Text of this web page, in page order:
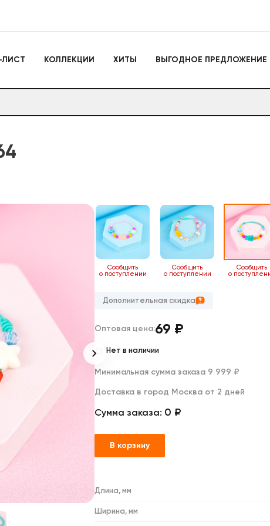
ЛИСТ КОЛЛЕКЦИИ ХИТЫ ВЫГОДНОЕ ПРЕДЛОЖЕНИЕ
Actiontoys
Декоративные подушки
Игрушки для
отдыха
Конструкторы
Мягкие брелоки
Мягкие игрушки
Игрушки
Actiontoys
Антистрессы
Игрушки для
Мягкие брелоки
Сообщить
о поступлении
Сообщить
о поступлении
Сообщить
о
Дополнительная скидка
Оптовая цена:69 ₽
Нет в наличии
Минимальная сумма заказа 9 999 ₽
Доставка в город Москва от 2 дней
Сумма заказа: 0 ₽
В корзину
Длина, мм
Ширина, мм